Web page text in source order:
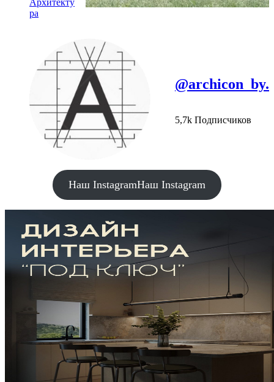
Архитекту
ра
@archicon_by.
5,7k Подписчиков
Наш InstagramНаш Instagram